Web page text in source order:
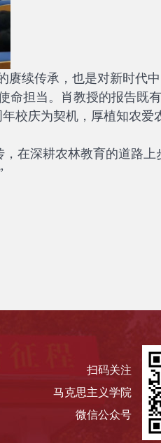
赓续传承，也是对新时代
担当。肖教授的报告既有
校庆为契机，厚植知农爱
在深耕农林教育的道路上
扫码关注
马克思主义学院
微信公众号